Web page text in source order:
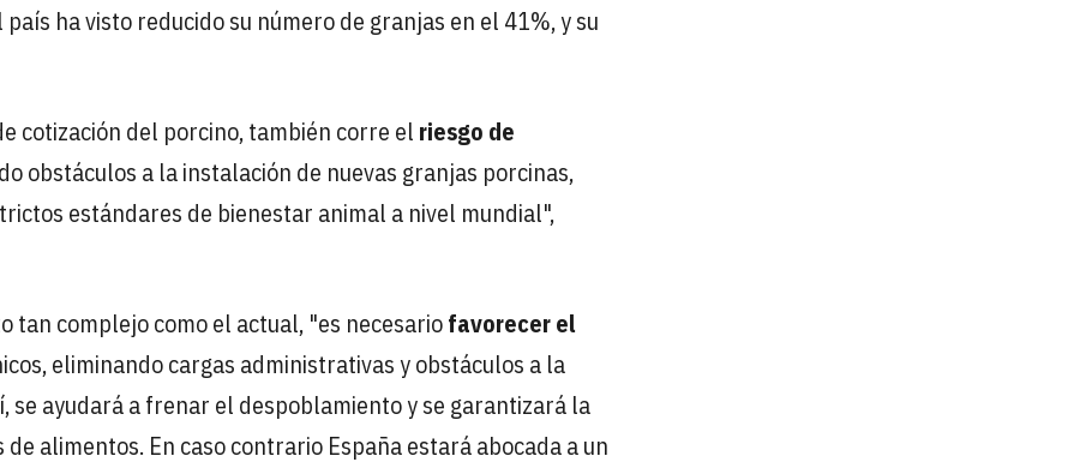
ha visto reducido su número de granjas en el 41%, y su
cotización del porcino, también corre el riesgo de
obstáculos a la instalación de nuevas granjas porcinas,
estándares de bienestar animal a nivel mundial",
tan complejo como el actual, "es necesariofavorecer el
eliminando cargas administrativas y obstáculos a la
se ayudará a frenar el despoblamiento y se garantizará la
alimentos. En caso contrario España estará abocada a un